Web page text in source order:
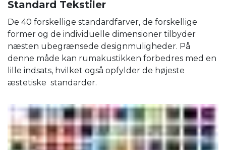
Standard Tekstiler
De 40 forskellige standardfarver, de forskellige
former og de individuelle dimensioner tilbyder
næsten ubegrænsede designmuligheder. På
denne måde kan rumakustikken forbedres med en
lille indsats, hvilket også opfylder de højeste
æstetiske standarder.